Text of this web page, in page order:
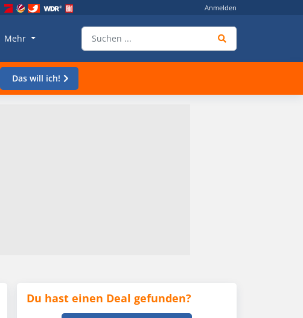
Anmelden
Mehr
Das will ich!
Du hast einen Deal gefunden?